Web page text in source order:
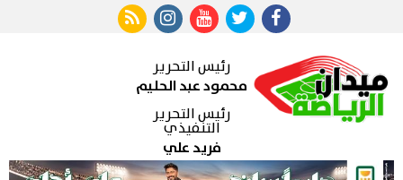
رئيس التحرير
محمود عبد الحليم
رئيس التحرير
التنفيذي
فريد علي